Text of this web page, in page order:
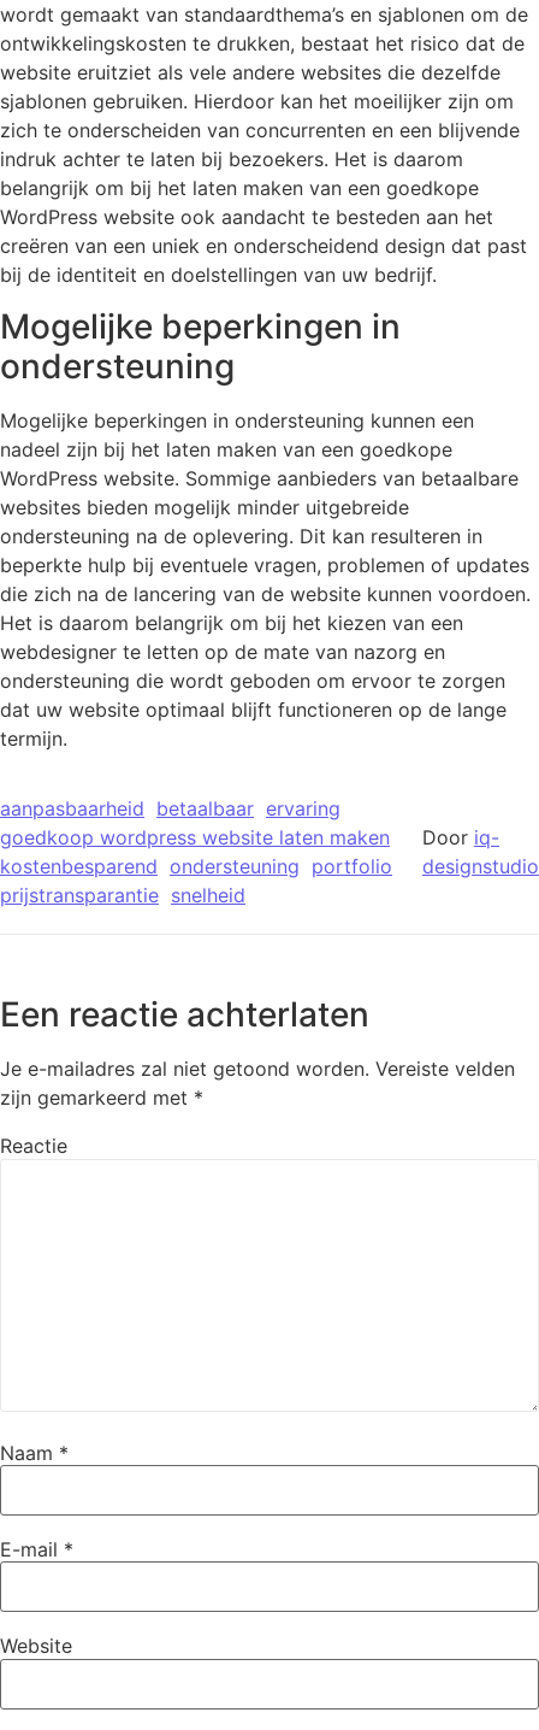
wordt gemaakt van standaardthema’s en sjablonen om de
ontwikkelingskosten te drukken, bestaat het risico dat de
website eruitziet als vele andere websites die dezelfde
sjablonen gebruiken. Hierdoor kan het moeilijker zijn om
zich te onderscheiden van concurrenten en een blijvende
indruk achter te laten bij bezoekers. Het is daarom
belangrijk om bij het laten maken van een goedkope
WordPress website ook aandacht te besteden aan het
creëren van een uniek en onderscheidend design dat past
bij de identiteit en doelstellingen van uw bedrijf.
Mogelijke beperkingen in
ondersteuning
Mogelijke beperkingen in ondersteuning kunnen een
nadeel zijn bij het laten maken van een goedkope
WordPress website. Sommige aanbieders van betaalbare
websites bieden mogelijk minder uitgebreide
ondersteuning na de oplevering. Dit kan resulteren in
beperkte hulp bij eventuele vragen, problemen of updates
die zich na de lancering van de website kunnen voordoen.
Het is daarom belangrijk om bij het kiezen van een
webdesigner te letten op de mate van nazorg en
ondersteuning die wordt geboden om ervoor te zorgen
dat uw website optimaal blijft functioneren op de lange
termijn.
aanpasbaarheid betaalbaar ervaring
goedkoop wordpress website laten maken
kostenbesparend ondersteuning portfolio
prijstransparantie snelheid
Door iq-
designstudio
Een reactie achterlaten
Je e-mailadres zal niet getoond worden. Vereiste velden
zijn gemarkeerd met *
Reactie
Naam *
E-mail *
Website